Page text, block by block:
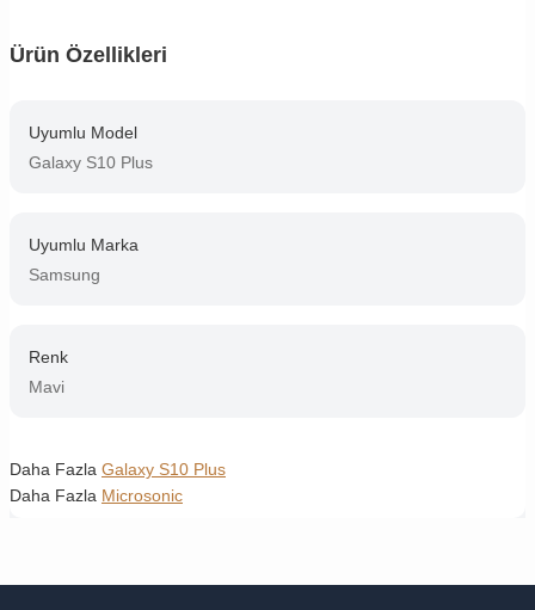
Ürün Özellikleri
Uyumlu Model
Galaxy S10 Plus
Uyumlu Marka
Samsung
Renk
Mavi
Daha Fazla Galaxy S10 Plus
Daha Fazla Microsonic